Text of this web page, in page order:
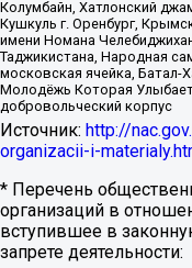
Колумбайн, Хатлонский
Кушкуль г. Оренбург,
имени Номана
Таджикистана, Народная
московская ячейка, Батал-
Молодёжь Которая
добровольческий корпус
Источник: http://
organizacii-i-
* Перечень
организаций в
вступившее в
запрете деятельности: